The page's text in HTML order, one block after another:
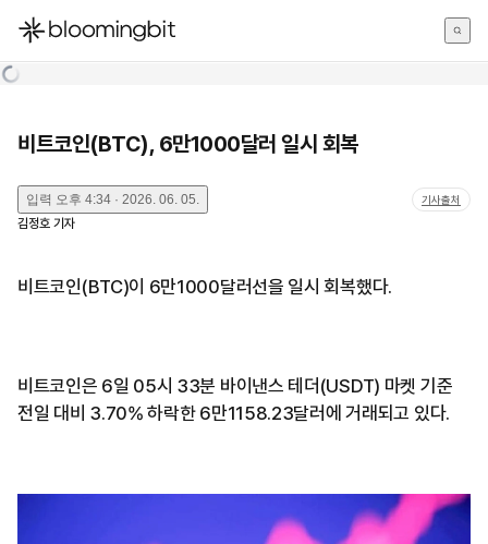
한국어
비트코인(BTC), 6만1000달러 일시 회복
입력 오후 4:34 · 2026. 06. 05. 기사출처
김정호 기자
비트코인(BTC)이 6만1000달러선을 일시 회복했다.
비트코인은 6일 05시 33분 바이낸스 테더(USDT) 마켓 기준
전일 대비 3.70% 하락한 6만1158.23달러에 거래되고 있다.